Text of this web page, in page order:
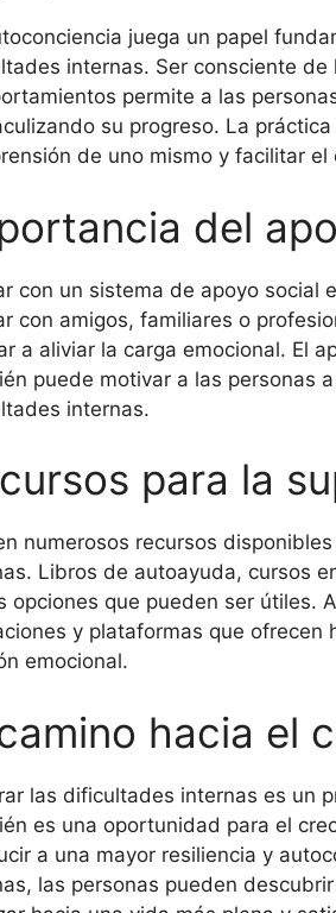
juega un papel
internas. Ser consciente
permite a las
su progreso. La
de uno mismo y facilitar el
del
con un sistema de apoyo social
con amigos, familiares o
a aliviar la carga emocional. El
puede motivar a las personas
internas.
para la
numerosos recursos
Libros de autoayuda, cursos
opciones que pueden ser útiles.
y plataformas que ofrecen
emocional.
hacia el
las dificultades internas es un
es una oportunidad para el
a una mayor resiliencia y
las personas pueden